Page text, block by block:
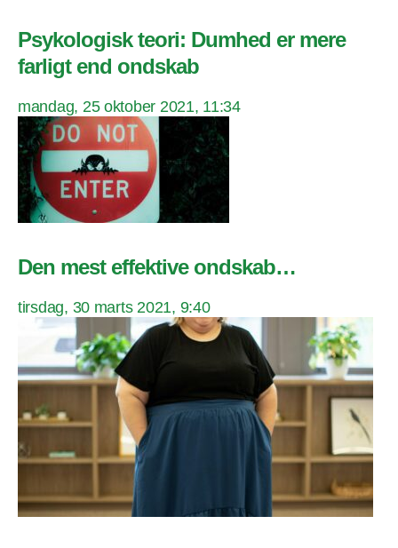
Psykologisk teori: Dumhed er mere
farligt end ondskab
mandag, 25 oktober 2021, 11:34
Den mest effektive ondskab…
tirsdag, 30 marts 2021, 9:40